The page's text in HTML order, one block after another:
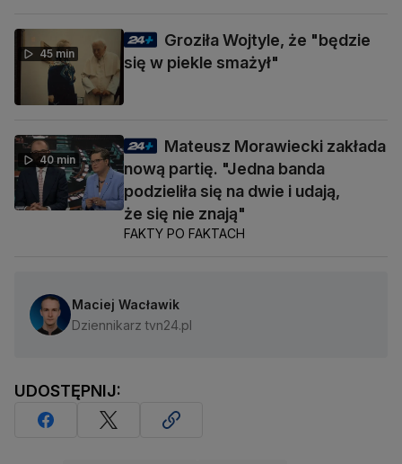
45 min
Groziła Wojtyle, że "będzie
się w piekle smażył"
40 min
Mateusz Morawiecki zakłada
nową partię. "Jedna banda
podzieliła się na dwie i udają,
że się nie znają"
FAKTY PO FAKTACH
Maciej Wacławik
Dziennikarz tvn24.pl
UDOSTĘPNIJ: